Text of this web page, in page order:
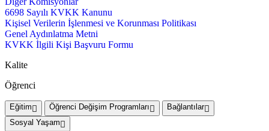
6698 Sayılı KVKK Kanunu
Kişisel Verilerin İşlenmesi ve Korunması Politikası
Genel Aydınlatma Metni
KVKK İlgili Kişi Başvuru Formu
Kalite
Öğrenci
Eğitim Öğrenci Değişim Programları
Bağlantılar
Sosyal Yaşam